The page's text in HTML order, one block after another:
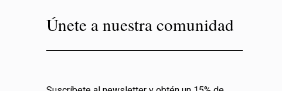
Únete a nuestra comunidad